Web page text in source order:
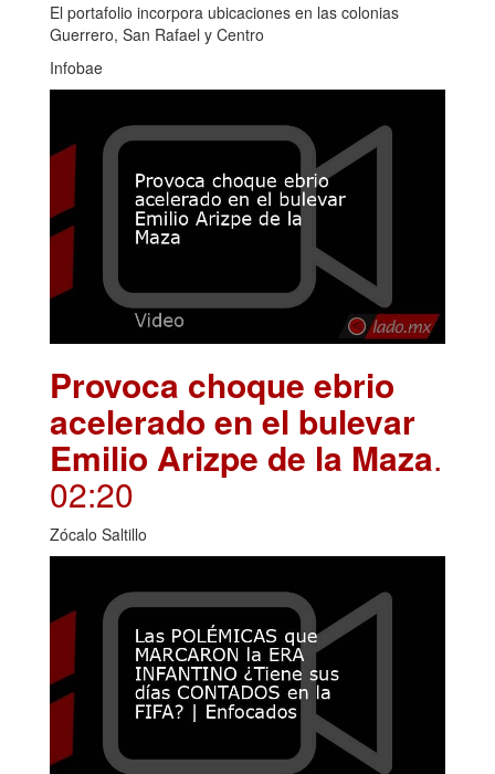
El portafolio incorpora ubicaciones en las colonias
Guerrero, San Rafael y Centro
Infobae
Provoca choque ebrio
acelerado en el bulevar
Emilio Arizpe de la Maza.
02:20
Zócalo Saltillo